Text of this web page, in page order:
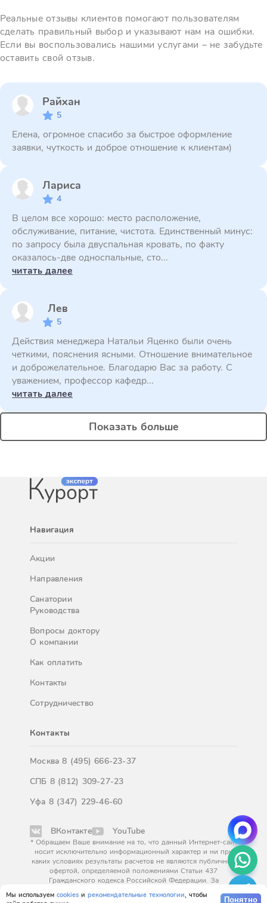
Мы используем cookies и рекомендательные технологии, чтобы
Понятно
Реальные отзывы клиентов помогают пользователям
сделать правильный выбор и указывают нам на ошибки.
Если вы воспользовались нашими услугами – не забудьте
оставить свой отзыв.
Райхан
5
Елена, огромное спасибо за быстрое оформление
заявки, чуткость и доброе отношение к клиентам)
Лариса
4
В целом все хорошо: место расположение,
обслуживание, питание, чистота. Единственный минус:
по запросу была двуспальная кровать, по факту
оказалось-две односпальные, сто...
читать далее
Лев
5
Действия менеджера Натальи Яценко были очень
четкими, пояснения ясными. Отношение внимательное
и доброжелательное. Благодарю Вас за работу. С
уважением, профессор кафедр...
читать далее
Показать больше
Навигация
Акции
Направления
Санатории
Руководства
Вопросы доктору
О компании
Как оплатить
Контакты
Сотрудничество
Контакты
Москва8 (495) 666-23-37
СПБ 8 (812) 309-27-23
Уфа 8 (347) 229-46-60
ВКонтакте YouTube
* Обращаем Ваше внимание на то, что данный Интернет-сайт
носит исключительно информационный характер и ни при
каких условиях результаты расчетов не являются публичной
офертой, определяемой положениями Статьи 437
Гражданского кодекса Российской Федерации. За